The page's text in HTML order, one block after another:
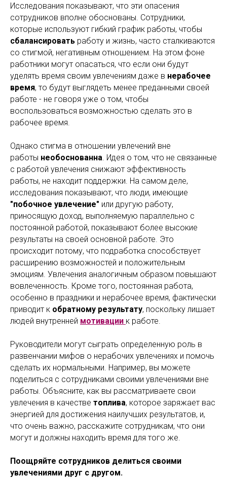
Исследования показывают, что эти опасения
сотрудников вполне обоснованы. Сотрудники,
которые используют гибкий график работы, чтобы
сбалансировать работу и жизнь, часто сталкиваются
со стигмой, негативным отношением. На этом фоне
работники могут опасаться, что если они будут
уделять время своим увлечениям даже в нерабочее
время, то будут выглядеть менее преданными своей
работе - не говоря уже о том, чтобы
воспользоваться возможностью сделать это в
рабочее время.
Однако стигма в отношении увлечений вне
работы необоснованна. Идея о том, что не связанные
с работой увлечения снижают эффективность
работы, не находит поддержки. На самом деле,
исследования показывают, что люди, имеющие
"побочное увлечение" или другую работу,
приносящую доход, выполняемую параллельно с
постоянной работой, показывают более высокие
результаты на своей основной работе. Это
происходит потому, что подработка способствует
расширению возможностей и положительным
эмоциям. Увлечения аналогичным образом повышают
вовлеченность. Кроме того, постоянная работа,
особенно в праздники и нерабочее время, фактически
приводит к обратному результату, поскольку лишает
людей внутренней мотивации к работе.
Руководители могут сыграть определенную роль в
развенчании мифов о нерабочих увлечениях и помочь
сделать их нормальными. Например, вы можете
поделиться с сотрудниками своими увлечениями вне
работы. Объясните, как вы рассматриваете свои
увлечения в качестве топлива, которое заряжает вас
энергией для достижения наилучших результатов, и,
что очень важно, расскажите сотрудникам, что они
могут и должны находить время для того же.
Поощряйте сотрудников делиться своими
увлечениями друг с другом.